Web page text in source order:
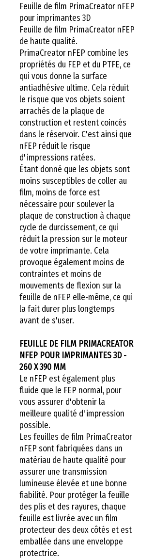
Feuille de film PrimaCreator nFEP
pour imprimantes 3D
Feuille de film PrimaCreator nFEP
de haute qualité.
PrimaCreator nFEP combine les
propriétés du FEP et du PTFE, ce
qui vous donne la surface
antiadhésive ultime. Cela réduit
le risque que vos objets soient
arrachés de la plaque de
construction et restent coincés
dans le réservoir. C'est ainsi que
nFEP réduit le risque
d'impressions ratées.
Étant donné que les objets sont
moins susceptibles de coller au
film, moins de force est
nécessaire pour soulever la
plaque de construction à chaque
cycle de durcissement, ce qui
réduit la pression sur le moteur
de votre imprimante. Cela
provoque également moins de
contraintes et moins de
mouvements de flexion sur la
feuille de nFEP elle-même, ce qui
la fait durer plus longtemps
avant de s'user.
FEUILLE DE FILM PRIMACREATOR
NFEP POUR IMPRIMANTES 3D -
260 X 390 MM
Le nFEP est également plus
fluide que le FEP normal, pour
vous assurer d'obtenir la
meilleure qualité d'impression
possible.
Les feuilles de film PrimaCreator
nFEP sont fabriquées dans un
matériau de haute qualité pour
assurer une transmission
lumineuse élevée et une bonne
fiabilité. Pour protéger la feuille
des plis et des rayures, chaque
feuille est livrée avec un film
protecteur des deux côtés et est
emballée dans une enveloppe
protectrice.